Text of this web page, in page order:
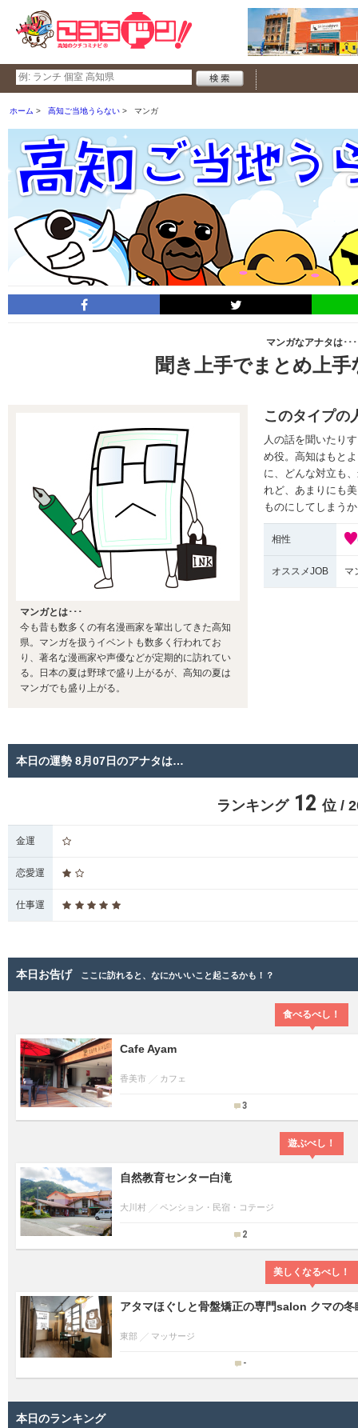
ホーム 高知ご当地うらない マンガ
マンガなアナタは･･･
聞き上手でまとめ上
マンガとは･･･
今も昔も数多くの有名漫画家を輩出してきた高知
県。マンガを扱うイベントも数多く行われてお
り、著名な漫画家や声優などが定期的に訪れてい
る。日本の夏は野球で盛り上がるが、高知の夏は
マンガでも盛り上がる。
このタイプの
人の話を聞いたり
め役。高知はもと
に、どんな対立も
れど、あまりにも
ものにしてしまう
相性
オススメJOB マ
本日の運勢 8月07日のアナタは…
ランキング 12 位 /
金運
恋愛運
仕事運
本日お告げ ここに訪れると、なにかいいこと起こるかも！？
食べるべし！
Cafe Ayam
香美市 カフェ
3
遊ぶべし！
自然教育センター白滝
大川村 ペンション・民宿・コテージ
2
美しくなるべし！
アタマほぐしと骨盤矯正の専門salon クマの冬
東部 マッサージ
-
本日のランキング